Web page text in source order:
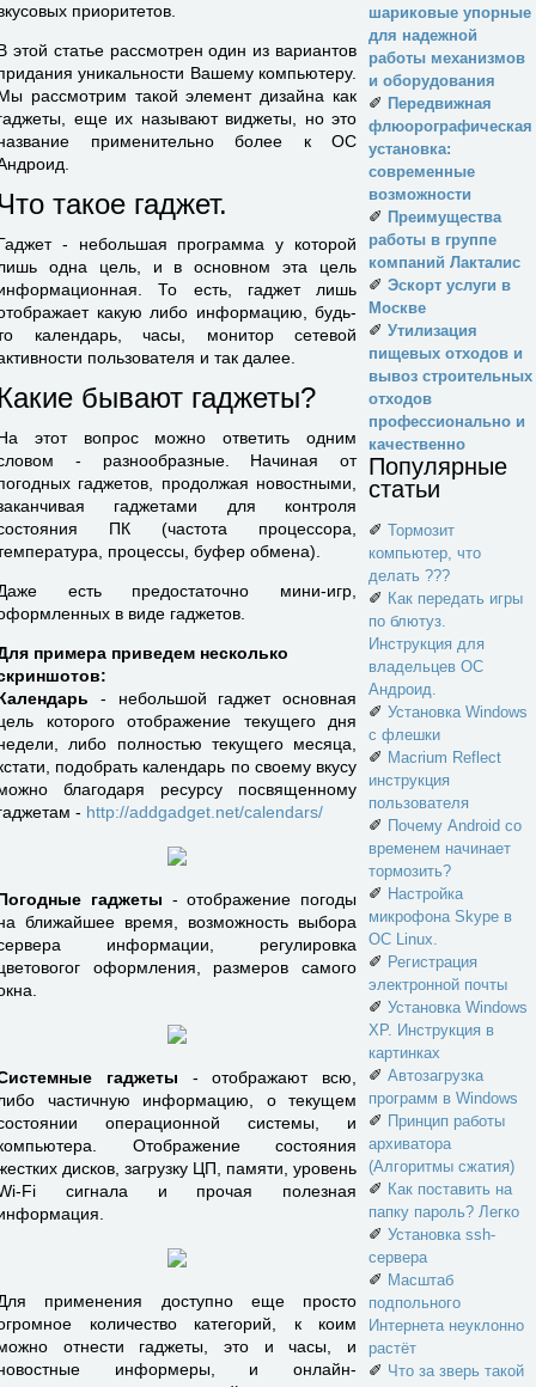
приоритетов.
этой статье рассмотрен один из вариантов
уникальности Вашему компьютеру.
рассмотрим такой элемент дизайна как
еще их называют виджеты, но это
применительно более к ОС
такое гаджет.
- небольшая программа у которой
одна цель, и в основном эта цель
То есть, гаджет лишь
какую либо информацию, будь-
календарь, часы, монитор сетевой
пользователя и так далее.
бывают гаджеты?
этот вопрос можно ответить одним
- разнообразные. Начиная от
гаджетов, продолжая новостными,
гаджетами для контроля
ПК (частота процессора,
процессы, буфер обмена).
есть предостаточно мини-игр,
в виде гаджетов.
примера приведем несколько
- небольшой гаджет основная
которого отображение текущего дня
либо полностью текущего месяца,
подобрать календарь по своему вкусу
благодаря ресурсу посвященному
- http://addgadget.net/calendars/
гаджеты - отображение погоды
ближайшее время, возможность выбора
информации, регулировка
оформления, размеров самого
гаджеты - отображают всю,
частичную информацию, о текущем
операционной системы, и
Отображение состояния
дисков, загрузку ЦП, памяти, уровень
Fi сигнала и прочая полезная
применения доступно еще просто
количество категорий, к коим
отнести гаджеты, это и часы, и
информеры, и онлайн-
шариковые упорные
для надежной
работы механизмов
и оборудования
✐ Передвижная
флюорографическая
установка:
современные
возможности
✐ Преимущества
работы в группе
компаний Лакталис
✐ Эскорт услуги в
Москве
✐ Утилизация
пищевых отходов и
вывоз строительных
отходов
профессионально и
качественно
Популярные
статьи
✐ Тормозит
компьютер, что
делать ???
✐ Как передать игры
по блютуз.
Инструкция для
владельцев ОС
Андроид.
✐ Установка Windows
с флешки
✐ Macrium Reflect
инструкция
пользователя
✐ Почему Android со
временем начинает
тормозить?
✐ Настройка
микрофона Skype в
ОС Linux.
✐ Регистрация
электронной почты
✐ Установка Windows
XP. Инструкция в
картинках
✐ Автозагрузка
программ в Windows
✐ Принцип работы
архиватора
(Алгоритмы сжатия)
✐ Как поставить на
папку пароль? Легко
✐ Установка ssh-
сервера
✐ Масштаб
подпольного
Интернета неуклонно
растёт
✐ Что за зверь такой